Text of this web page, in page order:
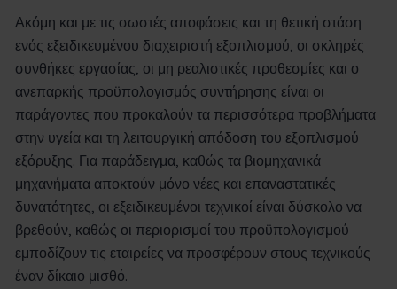
Ακόμη και με τις σωστές αποφάσεις και τη θετική στάση
ενός εξειδικευμένου διαχειριστή εξοπλισμού, οι σκληρές
συνθήκες εργασίας, οι μη ρεαλιστικές προθεσμίες και ο
ανεπαρκής προϋπολογισμός συντήρησης είναι οι
παράγοντες που προκαλούν τα περισσότερα προβλήματα
στην υγεία και τη λειτουργική απόδοση του εξοπλισμού
εξόρυξης. Για παράδειγμα, καθώς τα βιομηχανικά
μηχανήματα αποκτούν μόνο νέες και επαναστατικές
δυνατότητες, οι εξειδικευμένοι τεχνικοί είναι δύσκολο να
βρεθούν, καθώς οι περιορισμοί του προϋπολογισμού
εμποδίζουν τις εταιρείες να προσφέρουν στους τεχνικούς
έναν δίκαιο μισθό.